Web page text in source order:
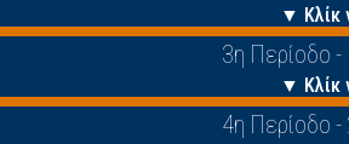
▼ Κλίκ
3η Περίοδο -
▼ Κλίκ
4η Περίοδο -